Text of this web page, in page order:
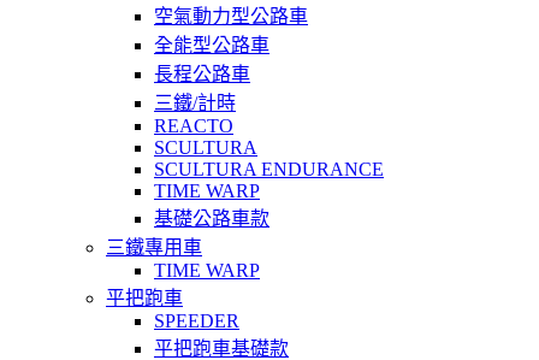
空氣動力型公路車
全能型公路車
長程公路車
三鐵/計時
REACTO
SCULTURA
SCULTURA ENDURANCE
TIME WARP
基礎公路車款
三鐵專用車
TIME WARP
平把跑車
SPEEDER
平把跑車基礎款